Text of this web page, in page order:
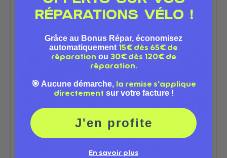
RÉPARATIONS VÉLO !
Grâce au Bonus Répar, économisez
automatiquement 15€ dès 65€ de
réparation ou 30€ dès 120€ de
réparation.
🎯 Aucune démarche, la remise s'applique
directement sur votre facture !
J'en profite
En savoir plus